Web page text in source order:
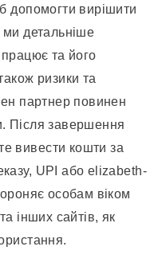
допомогти вирішити
ми детальніше
та його
ризики та
партнер повинен
Після завершення
вивести кошти за
UPI або elizabeth-
особам віком
інших сайтів, як